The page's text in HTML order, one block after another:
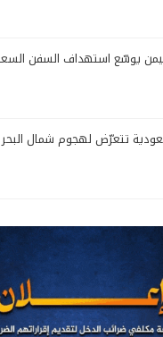
يوسّع استهداف السفن
تتعرّض لهجوم شمال البحر